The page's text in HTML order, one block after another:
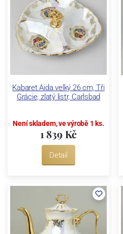
Kabaret Aida velký 26 cm, Tři
Grácie, zlatý listr, Carlsbad
Není skladem, ve výrobě 1 ks.
1 839 Kč
Detail